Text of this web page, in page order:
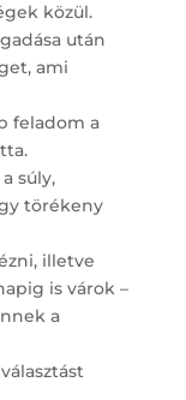
közül.
után
ami
feladom a
súly,
törékeny
illetve
is várok –
a